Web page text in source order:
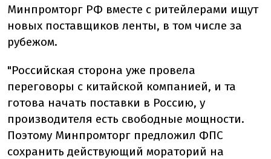
Минпромторг РФ вместе с ритейлерами ищут
новых поставщиков ленты, в том числе за
рубежом.
"Российская сторона уже провела
переговоры с китайской компанией, и та
готова начать поставки в Россию, у
производителя есть свободные мощности.
Поэтому Минпромторг предложил ФПС
сохранить действующий мораторий на